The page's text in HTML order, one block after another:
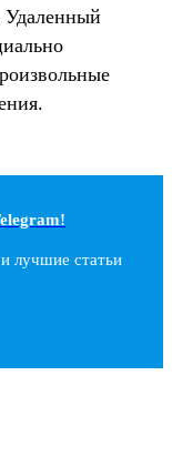
Удаленный
лучшие статьи